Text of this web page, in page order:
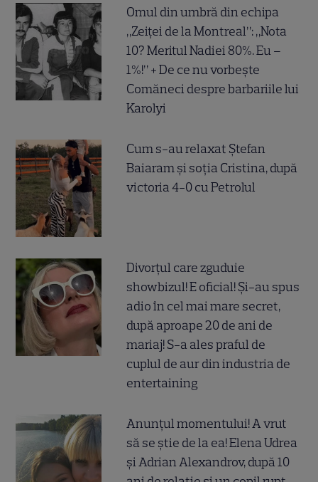
Omul din umbră din echipa
„Zeiței de la Montreal”: „Nota
10? Meritul Nadiei 80%. Eu –
1%!” + De ce nu vorbește
Comăneci despre barbariile lui
Karolyi
Cum s-au relaxat Ștefan
Baiaram și soția Cristina, după
victoria 4-0 cu Petrolul
Divorțul care zguduie
showbizul! E oficial! Și-au spus
adio în cel mai mare secret,
după aproape 20 de ani de
mariaj! S-a ales praful de
cuplul de aur din industria de
entertaining
Anunțul momentului! A vrut
să se știe de la ea! Elena Udrea
și Adrian Alexandrov, după 10